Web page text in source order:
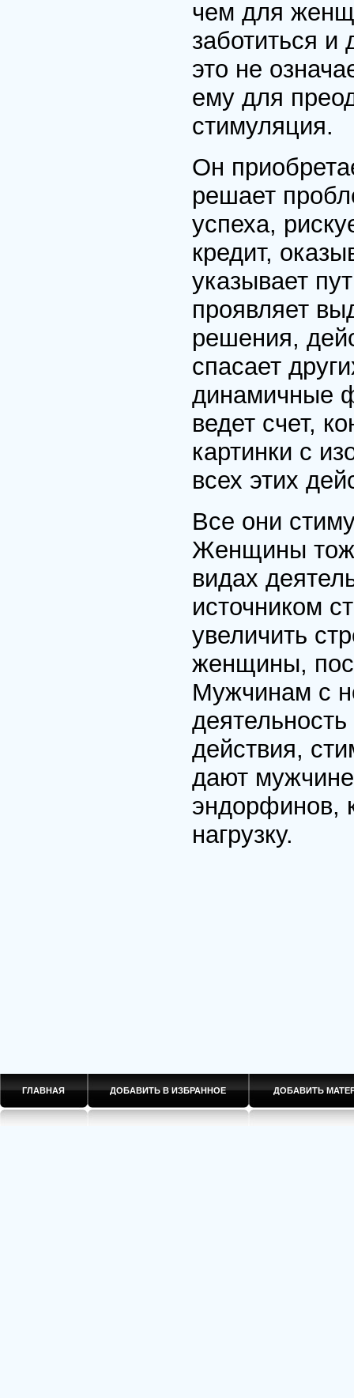
чем для
заботиться
это не
ему для
стимуляция.
Он
решает
успеха,
кредит,
указывает
проявляет
решения,
спасает
динамичные
ведет счет,
картинки с
всех этих
Все они
Женщины
видах
источником
увеличить
женщины,
Мужчинам с
действия,
дают мужчине
эндорфинов,
нагрузку.
ГЛАВНАЯ ДОБАВИТЬ В ИЗБРАННОЕ ДОБАВИТЬ